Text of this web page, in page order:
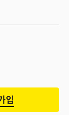
입